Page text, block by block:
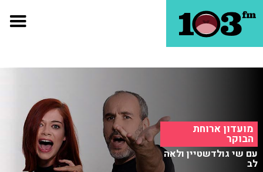
מועדון ארוחת
הבוקר
עם שי גולדשטיין ולאה
לב